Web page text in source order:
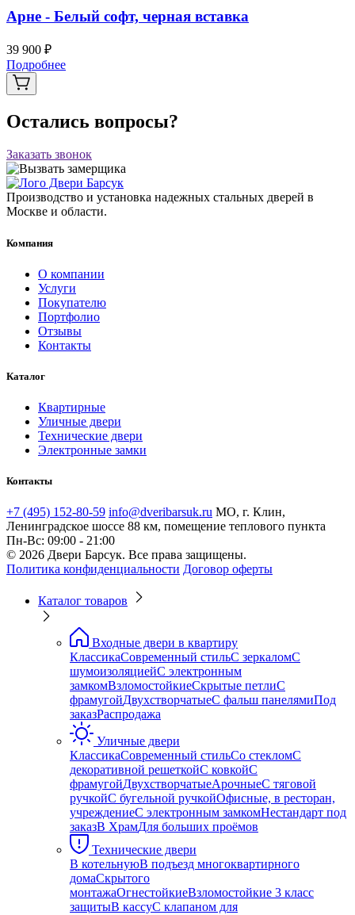
Арне - Белый софт, черная вставка
39 900 ₽
Подробнее
Остались вопросы?
Заказать звонок
Производство и установка надежных стальных дверей в
Москве и области.
Компания
О компании
Услуги
Покупателю
Портфолио
Отзывы
Контакты
Каталог
Квартирные
Уличные двери
Технические двери
Электронные замки
Контакты
+7 (495) 152-80-59 info@dveribarsuk.ru МО, г. Клин,
Ленинградское шоссе 88 км, помещение теплового пункта
Пн-Вс: 09:00 - 21:00
© 2026 Двери Барсук. Все права защищены.
Политика конфиденциальности Договор оферты
Каталог товаров
Входные двери в квартиру
КлассикаСовременный стильС зеркаломС
шумоизоляциейС электронным
замкомВзломостойкиеСкрытые петлиС
фрамугойДвухстворчатыеС фальш панелямиПод
заказРаспродажа
Уличные двери
КлассикаСовременный стильСо стекломС
декоративной решеткойС ковкойС
фрамугойДвухстворчатыеАрочныеС тяговой
ручкойС бугельной ручкойОфисные, в ресторан,
учреждениеС электронным замкомНестандарт под
заказВ ХрамДля больших проёмов
Технические двери
В котельнуюВ подъезд многоквартирного
домаСкрытого
монтажаОгнестойкиеВзломостойкие 3 класс
защитыВ кассуС клапаном для